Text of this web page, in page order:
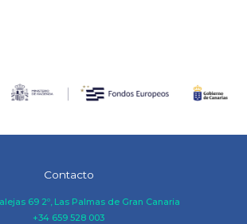
Contacto
69 2º, Las Palmas de Gran Canaria
+34 659 528 003